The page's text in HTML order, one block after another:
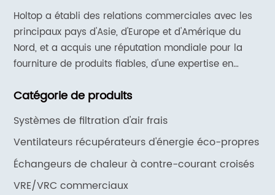
Holtop a établi des relations commerciales avec les
principaux pays d'Asie, d'Europe et d'Amérique du
Nord, et a acquis une réputation mondiale pour la
fourniture de produits fiables, d'une expertise en
réactifs.
Catégorie de produits
Systèmes de filtration d'air frais
Ventilateurs récupérateurs d'énergie éco-propres
Échangeurs de chaleur à contre-courant croisés
VRE/VRC commerciaux